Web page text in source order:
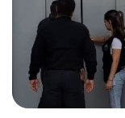
Local 1